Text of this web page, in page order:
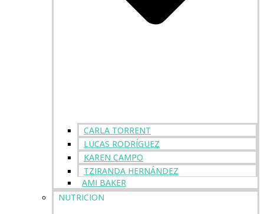
CARLA TORRENT
LUCAS RODRÍGUEZ
KAREN CAMPO
TZIRANDA HERNÁNDEZ
AMI BAKER
NUTRICION